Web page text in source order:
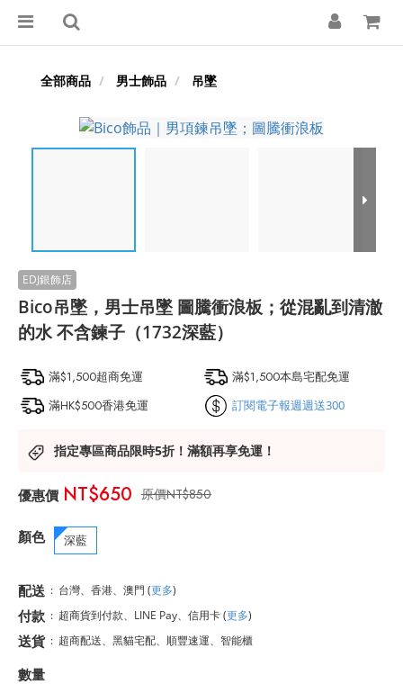
全部商品 男士飾品 吊墜
Bico吊墜，男士吊墜 圖騰衝浪板；從混亂到清澈
的水 不含鍊子（1732深藍）
滿$1,500超商免運
滿$1,500本島宅配免運
滿HK$500香港免運
訂閱電子報週週送300
指定專區商品限時5折！滿額再享免運！
NT$850
NT$650
顏色 深藍
配送 : 台灣、香港、澳門 (更多)
付款 : 超商貨到付款、LINE Pay、信用卡(更多)
送貨 : 超商配送、黑貓宅配、順豐速運、智能櫃
數量